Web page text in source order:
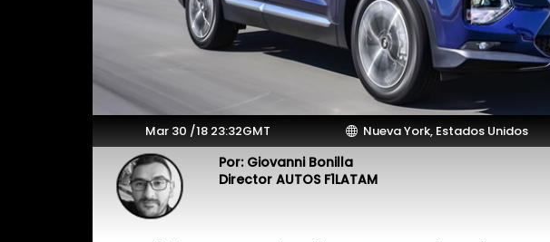
Mar 30 /18 23:32GMT Nueva York, Estados Unidos
Por: Giovanni Bonilla
Director AUTOS F1LATAM